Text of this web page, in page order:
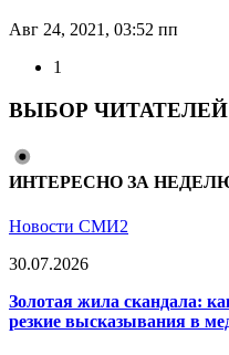
Авг 24, 2021, 03:52 пп
1
ВЫБОР ЧИТАТЕЛЕЙ
ИНТЕРЕСНО ЗА
Новости СМИ2
30.07.2026
Золотая жила скандала:
резкие высказывания в